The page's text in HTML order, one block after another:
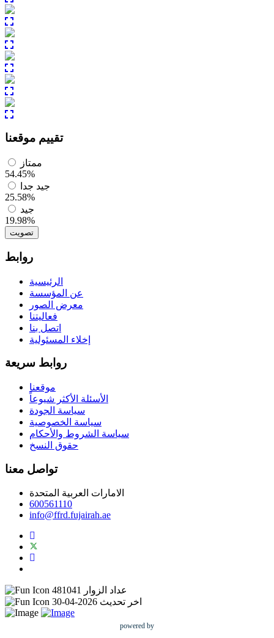
تقييم موقعنا
ممتاز
54.45%
جيد جدا
25.58%
جيد
19.98%
تصويت
روابط
الرئيسية
عن المؤسسة
معرض الصور
فعاليتنا
اتصل بنا
إخلاء المسئولية
روابط سريعة
موقعنا
الأسئلة الأكثر شيوعاً
سياسة الجودة
سياسة الخصوصية
سياسة الشروط والأحكام
حقوق النسخ
تواصل معنا
الامارات العربية المتحدة
600561110
info@ffrd.fujairah.ae
عداد الزوار
481041
اخر تحديث 2026-04-30
powered by